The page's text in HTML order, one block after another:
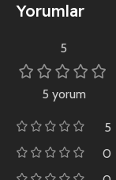
Yorumlar
5
5 yorum
5
0